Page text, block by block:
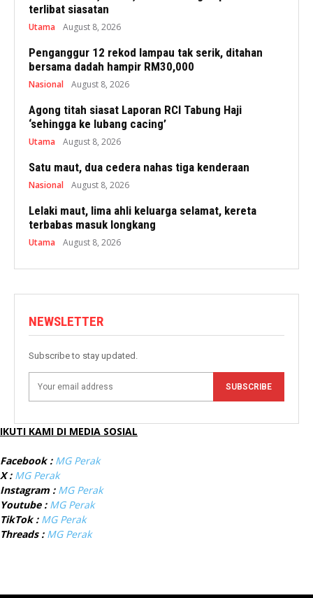
terlibat siasatan
Utama August 8, 2026
Penganggur 12 rekod lampau tak serik, ditahan
bersama dadah hampir RM30,000
Nasional August 8, 2026
Agong titah siasat Laporan RCI Tabung Haji
‘sehingga ke lubang cacing’
Utama August 8, 2026
Satu maut, dua cedera nahas tiga kenderaan
Nasional August 8, 2026
Lelaki maut, lima ahli keluarga selamat, kereta
terbabas masuk longkang
Utama August 8, 2026
NEWSLETTER
Subscribe to stay updated.
SUBSCRIBE
IKUTI KAMI DI MEDIA SOSIAL
Facebook : MG Perak
X : MG Perak
Instagram : MG Perak
Youtube : MG Perak
TikTok : MG Perak
Threads : MG Perak